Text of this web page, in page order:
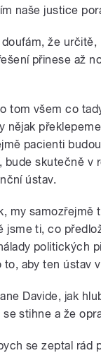
naše justice
že určitě,
přinese až
tom všem co
nějak
pacienti
bude skutečně v
ústav.
my samozřejmě
jsme ti, co
politických
aby ten ústav
Davide, jak
stihne a že
se zeptal rád